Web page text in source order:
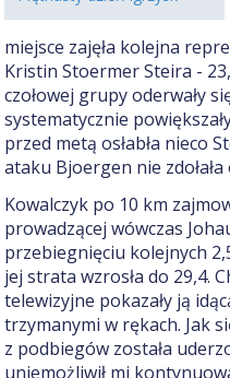
miejsce zajęła kolejna
Kristin Stoermer Steira -
czołowej grupy oderwały
systematycznie
przed metą osłabła nieco
ataku Bjoergen nie
Kowalczyk po 10 km
prowadzącej wówczas
przebiegnięciu kolejnych
jej strata wzrosła do 29,4.
telewizyjne pokazały ją
trzymanymi w rękach. Jak
z podbiegów została
uniemożliwił mi